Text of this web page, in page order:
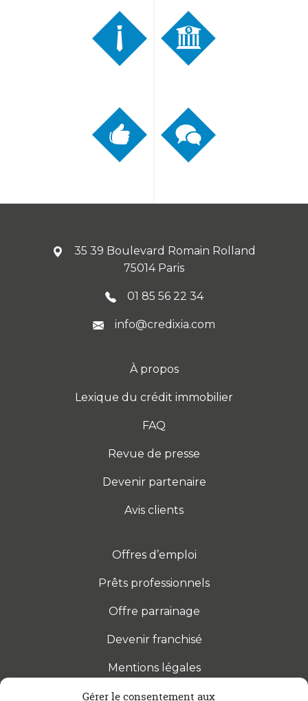
Gérer le consentement aux
35 39 Boulevard Romain Rolland
75014 Paris
01 85 56 22 34
info@credixia.com
À propos
Lexique du crédit immobilier
FAQ
Revue de presse
Devenir partenaire
Avis clients
Offres d’emploi
Prêts professionnels
Offre parrainage
Devenir franchisé
Mentions légales